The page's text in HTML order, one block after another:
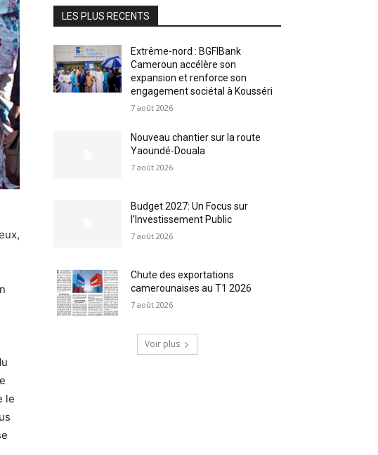
le
LES PLUS RECENTS
Extrême-nord : BGFIBank
Cameroun accélère son
expansion et renforce son
engagement sociétal à Kousséri
7 août 2026
Nouveau chantier sur la route
Yaoundé-Douala
7 août 2026
Budget 2027: Un Focus sur
l’Investissement Public
7 août 2026
Chute des exportations
camerounaises au T1 2026
7 août 2026
Voir plus